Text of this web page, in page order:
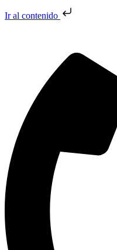
Ir al contenido